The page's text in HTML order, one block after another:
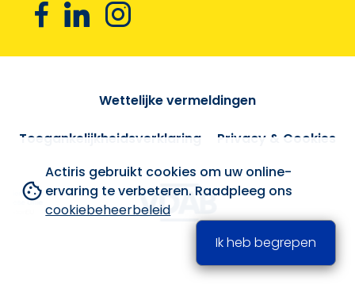
Actiris gebruikt cookies om uw online-
ervaring te verbeteren. Raadpleeg ons
cookiebeheerbeleid
Ik heb begrepen
FacebookLinkedin
Wettelijke vermeldingen
Toegankelijkheidsverklaring Privacy & Cookies